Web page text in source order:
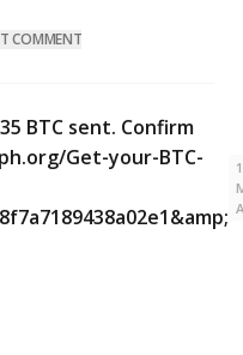
COMMENT
BTC sent. Confirm
Get-your-BTC-